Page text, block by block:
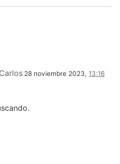
28 noviembre 2023, 13:16